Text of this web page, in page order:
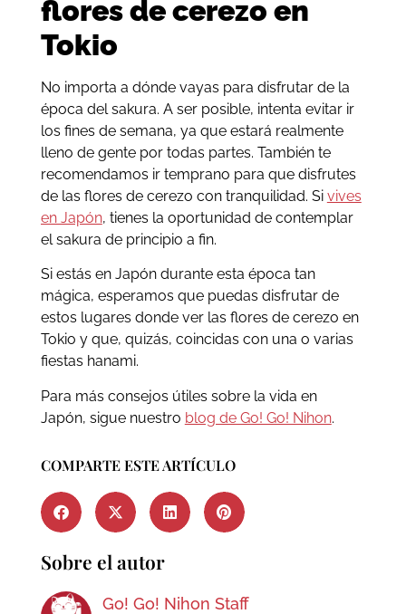
flores de cerezo en
Tokio
No importa a dónde vayas para disfrutar de la
época del sakura. A ser posible, intenta evitar ir
los fines de semana, ya que estará realmente
lleno de gente por todas partes. También te
recomendamos ir temprano para que disfrutes
de las flores de cerezo con tranquilidad. Si vives
en Japón, tienes la oportunidad de contemplar
el sakura de principio a fin.
Si estás en Japón durante esta época tan
mágica, esperamos que puedas disfrutar de
estos lugares donde ver las flores de cerezo en
Tokio y que, quizás, coincidas con una o varias
fiestas hanami.
Para más consejos útiles sobre la vida en
Japón, sigue nuestro blog de Go! Go! Nihon.
COMPARTE ESTE ARTÍCULO
Sobre el autor
Go! Go! Nihon Staff